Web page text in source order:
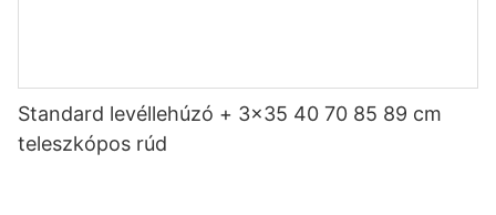
Standard levéllehúzó + 3x35 40 70 85 89 cm
teleszkópos rúd